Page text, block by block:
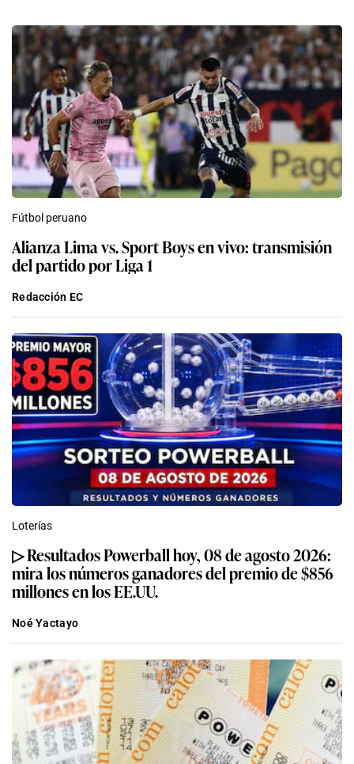
Fútbol peruano
Alianza Lima vs. Sport Boys en vivo: transmisión
del partido por Liga 1
Redacción EC
Loterías
▷ Resultados Powerball hoy, 08 de agosto 2026:
mira los números ganadores del premio de $856
millones en los EE.UU.
Noé Yactayo